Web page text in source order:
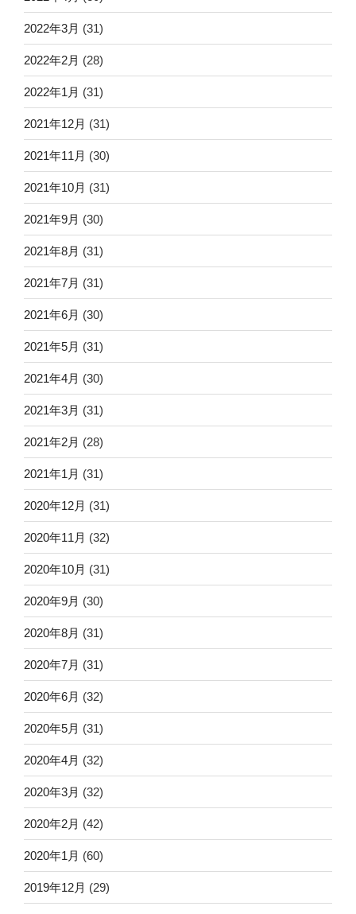
2022年3月 (31)
2022年2月 (28)
2022年1月 (31)
2021年12月 (31)
2021年11月 (30)
2021年10月 (31)
2021年9月 (30)
2021年8月 (31)
2021年7月 (31)
2021年6月 (30)
2021年5月 (31)
2021年4月 (30)
2021年3月 (31)
2021年2月 (28)
2021年1月 (31)
2020年12月 (31)
2020年11月 (32)
2020年10月 (31)
2020年9月 (30)
2020年8月 (31)
2020年7月 (31)
2020年6月 (32)
2020年5月 (31)
2020年4月 (32)
2020年3月 (32)
2020年2月 (42)
2020年1月 (60)
2019年12月 (29)